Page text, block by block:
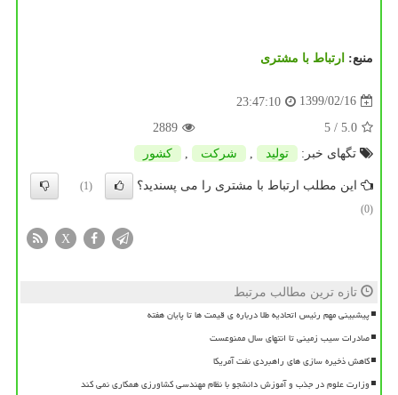
منبع: ارتباط با مشتری
1399/02/16
23:47:10
5.0
/ 5
2889
تگهای خبر:
تولید شركت كشور
این مطلب ارتباط با مشتری را می پسندید؟
(1)
(0)
X
تازه ترین مطالب مرتبط
پیشبینی مهم رئیس اتحادیه طلا درباره ی قیمت ها تا پایان هفته
صادرات سیب زمینی تا انتهای سال ممنوعست
کاهش ذخیره سازی های راهبردی نفت آمریکا
وزارت علوم در جذب و آموزش دانشجو با نظام مهندسی کشاورزی همکاری نمی کند